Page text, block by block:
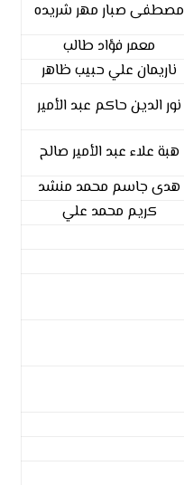
مصطفى صبار مهر شريده
معمر فؤاد طالب
ناريمان علي حبيب ظاهر
نور الدين حاكم عبد الأمير
هبة علاء عبد الأمير صالح
هدى جاسم محمد منشد
كريم محمد علي